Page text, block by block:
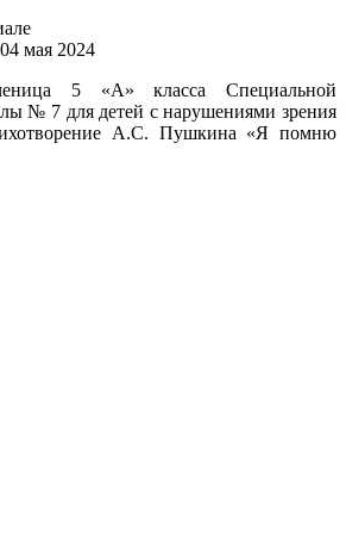
мая 2024
5 «А» класса Специальной
№ 7 для детей с нарушениями зрения
А.С. Пушкина «Я помню